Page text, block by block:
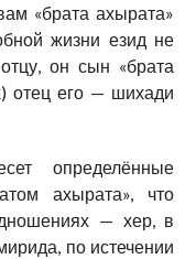
«брата ахырата»
жизни езид не
он сын «брата
отец его — шихади
определённые
ахырата», что
— хер, в
по истечении